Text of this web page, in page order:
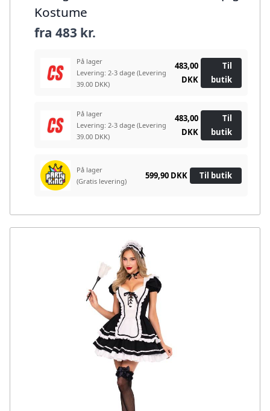
Kostume
fra 483 kr.
På lager
Levering: 2-3 dage (Levering
39.00 DKK)
483,00
DKK
Til
butik
På lager
Levering: 2-3 dage (Levering
39.00 DKK)
483,00
DKK
Til
butik
På lager
(Gratis levering)
599,90 DKK Til butik